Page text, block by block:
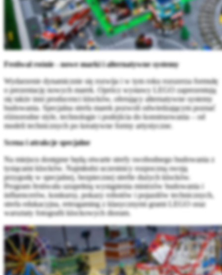
Festiwal rośnie - nowe marki i alternatywne systemy
Wydarzenie dynamicznie się rozwija i w tym roku rozszerza formułę
o prezentację nowych marek. Oprócz wystawy LEGO zaprezentują
się także inni producenci klocków, oferujący alternatywne systemy
budowania. Specjalna strefa marek pozwoli odwiedzającym poznać
różnorodne style, technologie i podejścia do konstruowania – od
modeli technicznych po kreatywne formy artystyczne.
Scena i atrakcje specjalne
Na miejscu dostępne będą otwarte strefy swobodnego budowania z
tysiącami klocków. Najmłodsi uczestnicy rozpoczną swoją
przygodę w specjalnej, bezpiecznej strefie dużych klocków.
Program festiwalu uzupełnią wystąpienia mistrzów budowania i
influencerów, konkursy, pokazy robotów i pojazdów technicznych,
strefa edukacyjna, retrogaming z klasycznymi grami LEGO oraz
warsztaty fotografii klockowych dioram.